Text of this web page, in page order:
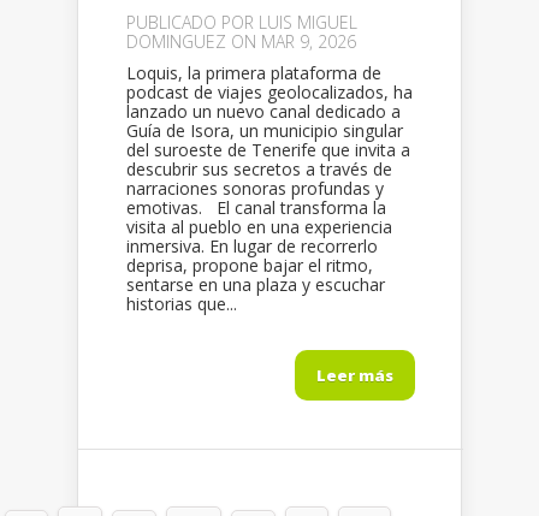
PUBLICADO POR LUIS MIGUEL
DOMINGUEZ ON MAR 9, 2026
Loquis, la primera plataforma de
podcast de viajes geolocalizados, ha
lanzado un nuevo canal dedicado a
Guía de Isora, un municipio singular
del suroeste de Tenerife que invita a
descubrir sus secretos a través de
narraciones sonoras profundas y
emotivas. El canal transforma la
visita al pueblo en una experiencia
inmersiva. En lugar de recorrerlo
deprisa, propone bajar el ritmo,
sentarse en una plaza y escuchar
historias que...
Leer más